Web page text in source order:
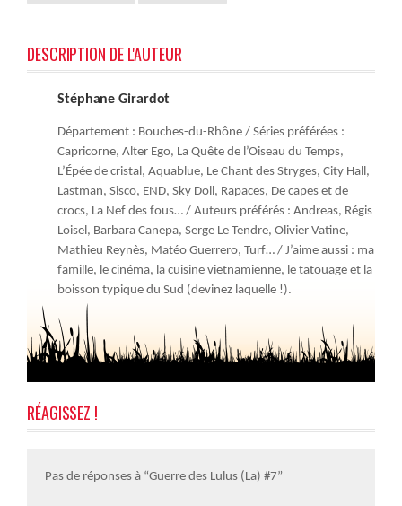
DESCRIPTION DE L'AUTEUR
Stéphane Girardot
Département : Bouches-du-Rhône / Séries préférées :
Capricorne, Alter Ego, La Quête de l’Oiseau du Temps,
L’Épée de cristal, Aquablue, Le Chant des Stryges, City Hall,
Lastman, Sisco, END, Sky Doll, Rapaces, De capes et de
crocs, La Nef des fous… / Auteurs préférés : Andreas, Régis
Loisel, Barbara Canepa, Serge Le Tendre, Olivier Vatine,
Mathieu Reynès, Matéo Guerrero, Turf… / J’aime aussi : ma
famille, le cinéma, la cuisine vietnamienne, le tatouage et la
boisson typique du Sud (devinez laquelle !).
RÉAGISSEZ !
Pas de réponses à “Guerre des Lulus (La) #7”